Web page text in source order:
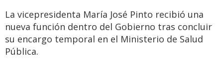
La vicepresidenta María José Pinto recibió una
nueva función dentro del Gobierno tras concluir
su encargo temporal en el Ministerio de Salud
Pública.